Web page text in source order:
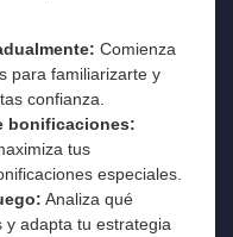
Comienza
para familiarizarte y
confianza.
bonificaciones:
tus
especiales.
Analiza qué
y adapta tu estrategia